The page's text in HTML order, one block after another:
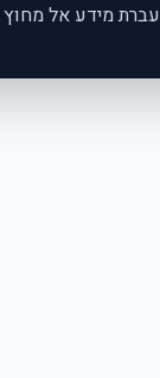
מידע אל מחוץ